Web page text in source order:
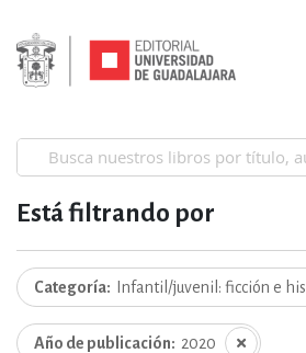
Está filtrando por
Categoría Infantil/juvenil: ficción e
Año de publicación 2020